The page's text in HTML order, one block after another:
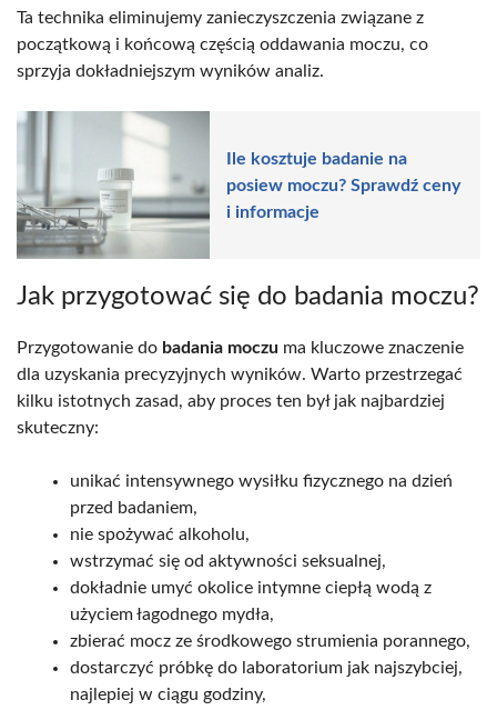
Ta technika eliminujemy zanieczyszczenia związane z
początkową i końcową częścią oddawania moczu, co
sprzyja dokładniejszym wyników analiz.
Ile kosztuje badanie na
posiew moczu? Sprawdź ceny
i informacje
Jak przygotować się do badania moczu?
Przygotowanie do badania moczu ma kluczowe znaczenie
dla uzyskania precyzyjnych wyników. Warto przestrzegać
kilku istotnych zasad, aby proces ten był jak najbardziej
skuteczny:
unikać intensywnego wysiłku fizycznego na dzień
przed badaniem,
nie spożywać alkoholu,
wstrzymać się od aktywności seksualnej,
dokładnie umyć okolice intymne ciepłą wodą z
użyciem łagodnego mydła,
zbierać mocz ze środkowego strumienia porannego,
dostarczyć próbkę do laboratorium jak najszybciej,
najlepiej w ciągu godziny,